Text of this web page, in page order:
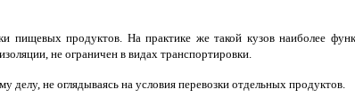
пищевых продуктов. На практике же такой кузов наиболее
не ограничен в видах транспортировки.
делу, не оглядываясь на условия перевозки отдельных продуктов.